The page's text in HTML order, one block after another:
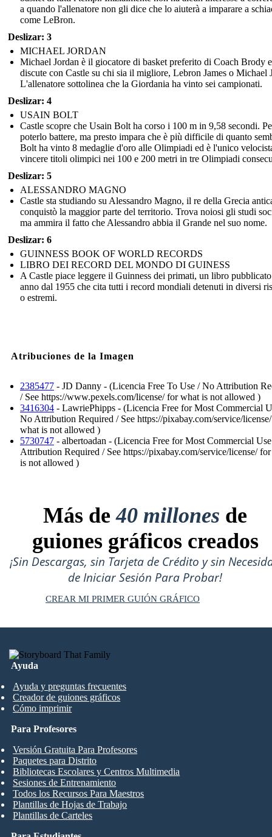
a quando l'allenatore non gli dice che lo aiuterà a imparare a
come LeBron.
Deslizar: 3
MICHAEL JORDAN
Michael Jordan è il giocatore di basket preferito di Coach Brody e
discute con Castle su chi sia il migliore, Lebron James o Michael
L'allenatore sottolinea che la Giordania ha vinto sei campionati.
Deslizar: 4
USAIN BOLT
Castle scopre che Usain Bolt ha corso i 100 m in 9,58 secondi.
poterlo battere, ma presto impara che è più difficile di quanto
Bolt ha vinto 8 medaglie d'oro alle Olimpiadi ed è l'unico
vincere titoli olimpici nei 100 e 200 metri in tre Olimpiadi
Deslizar: 5
ALESSANDRO MAGNO
Castle sta studiando su Alessandro Magno, il re della Grecia
conquistò la maggior parte del territorio. Trova noiosi gli studi
ma ammira il fatto che Alessandro abbia il Grande nel suo nome.
Deslizar: 6
GUINNESS BOOK OF WORLD RECORDS
LIBRO DEI RECORD DEL MONDO DI GUINESS
A Castle piace leggere il Guinness dei primati, un libro
anno dal 1955 che cita tutti i record mondiali detenuti in diversi
o estremi.
Atribuciones de la Imagen
2385477 - JD Danny - (Licencia Free To Use / No Attribution
/ See https://www.pexels.com/license/ for what is not allowed )
3416304 - LawriePhipps - (Licencia Free for Most Commercial
No Attribution Required / See https://pixabay.com/service/
what is not allowed )
5730747 - albertoadan - (Licencia Free for Most Commercial
Attribution Required / See https://pixabay.com/service/license/
is not allowed )
Más de40 millones de
guiones gráficos creados
¡Sin Descargas, sin Tarjeta de Crédito y sin
de Iniciar Sesión Para Probar!
CREAR MI PRIMER GUIÓN GRÁFICO
Ayuda
Ayuda y preguntas frecuentes
Creador de guiones gráficos
Cómo imprimir
Para Profesores
Versión Gratuita Para Profesores
Paquetes para Distrito
Bibliotecas Escolares y Centros Multimedia
Sesiones de Entrenamiento
Todos los Recursos Para Maestros
Plantillas de Hojas de Trabajo
Plantillas de Carteles